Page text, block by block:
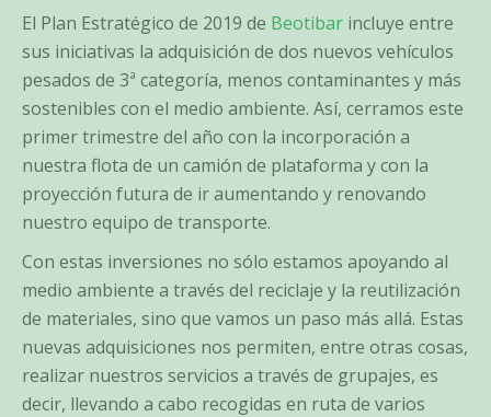
El Plan Estratégico de 2019 de Beotibar incluye entre
sus iniciativas la adquisición de dos nuevos vehículos
pesados de 3ª categoría, menos contaminantes y más
sostenibles con el medio ambiente. Así, cerramos este
primer trimestre del año con la incorporación a
nuestra flota de un camión de plataforma y con la
proyección futura de ir aumentando y renovando
nuestro equipo de transporte.
Con estas inversiones no sólo estamos apoyando al
medio ambiente a través del reciclaje y la reutilización
de materiales, sino que vamos un paso más allá. Estas
nuevas adquisiciones nos permiten, entre otras cosas,
realizar nuestros servicios a través de grupajes, es
decir, llevando a cabo recogidas en ruta de varios